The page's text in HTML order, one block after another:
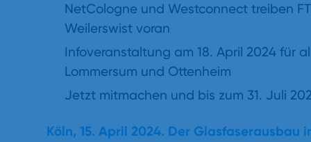
NetCologne und Westconnect treiben
Weilerswist voran
Infoveranstaltung am 18. April 2024 für
Lommersum und Ottenheim
Jetzt mitmachen und bis zum 31. Juli
Köln, 15. April 2024. Der Glasfaserausbau